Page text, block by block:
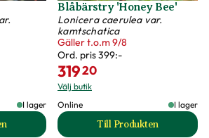
I lager
'Duet' produktsida
Blåbärstry 'Honey Bee'
Lonicera caerulea var.
kamtschatica
Gäller t.o.m 9/8
Ord. pris399:-
31920
Välj butik
Online
I lager
Till Produkten
till Blåbärstry